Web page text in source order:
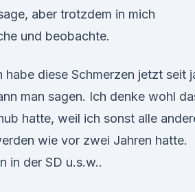
aber trotzdem in mich
und beobachte.
habe diese Schmerzen jetzt seit
man sagen. Ich denke wohl
hatte, weil ich sonst alle
wie vor zwei Jahren hatte.
in der SD u.s.w..